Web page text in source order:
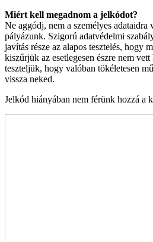
Miért kell megadnom a jelkódot?
Ne aggódj, nem a személyes
pályázunk. Szigorú adatvédelmi
javítás része az alapos tesztelés, hogy
kiszűrjük az esetlegesen észre nem
teszteljük, hogy valóban tökéletesen
vissza neked.
Jelkód hiányában nem férünk hozzá a